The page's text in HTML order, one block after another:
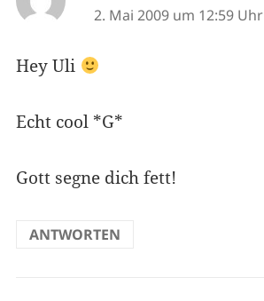
2. Mai 2009 um 12:59 Uhr
Hey Uli
Echt cool *G*
Gott segne dich fett!
ANTWORTEN